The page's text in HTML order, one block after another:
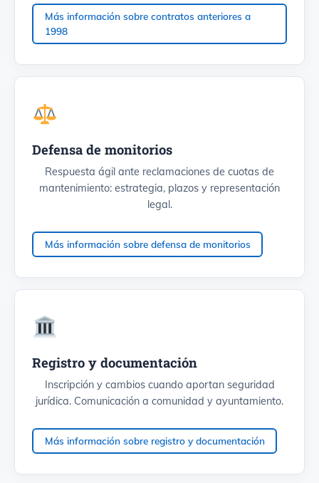
Más información sobre contratos anteriores a
1998
Defensa de monitorios
Respuesta ágil ante reclamaciones de cuotas de
mantenimiento: estrategia, plazos y representación
legal.
Más información sobre defensa de monitorios
Registro y documentación
Inscripción y cambios cuando aportan seguridad
jurídica. Comunicación a comunidad y ayuntamiento.
Más información sobre registro y documentación